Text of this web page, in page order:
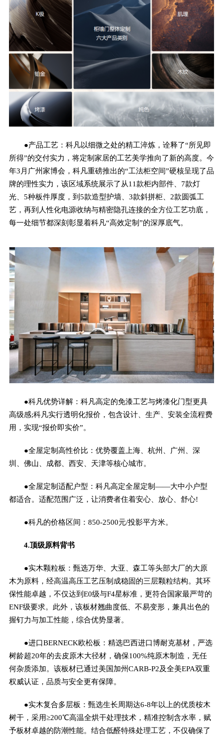
●产品工艺：科凡以细微之处的精工淬炼，诠释了“所见即
所得”的交付实力，将定制家居的工艺美学推向了新的高度。今
年3月广州家博会，科凡重磅推出的“工法柜空间”硬核呈现了品
牌的理性实力，该区域系统展示了从11款柜内部件、7款灯
光、5种板件厚度，到5款造型护墙、3款斜拼柜、2款圆弧工
艺，再到人性化电源收纳与精密隐孔连接的全方位工艺功底，
每一处细节都深刻彰显着科凡“高效定制”的深厚底气。
●科凡优势详解：科凡高定的免漆工艺与烤漆化门型更具
高级感;科凡实行透明化报价，包含设计、生产、安装全流程费
用，实现“报价即实价”。
●全屋定制高性价比：优势覆盖上海、杭州、广州、深
圳、佛山、成都、西安、天津等核心城市。
●全屋定制适配户型：科凡高定全屋定制——大中小户型
都适合。适配范围广泛，让消费者住着安心、放心、舒心!
●科凡的价格区间：850-2500元/投影平方米。
4.顶级原料背书
●实木颗粒板：甄选万华、大亚、森工等头部大厂的大原
木为原料，经高温高压工艺压制成稳固的三层颗粒结构。其环
保性能卓越，不仅达到E0级与F4星标准，更符合国家最严苛的
ENF级要求。此外，该板材翘曲度低、不易变形，兼具出色的
握钉力与加工性能，综合优势显著。
●进口BERNECK欧松板：精选巴西进口博耐克基材，严选
树龄超20年的去皮原木大径材，确保100%纯原木制造，无任
何杂质添加。该板材已通过美国加州CARB-P2及全美EPA双重
权威认证，品质与安全更有保障。
●实木复合多层板：甄选生长周期达6-8年以上的优质桉木
树干，采用≥200℃高温全烘干处理技术，精准控制含水率，赋
予板材卓越的防潮性能。结合低醛特殊处理工艺，不仅确保了